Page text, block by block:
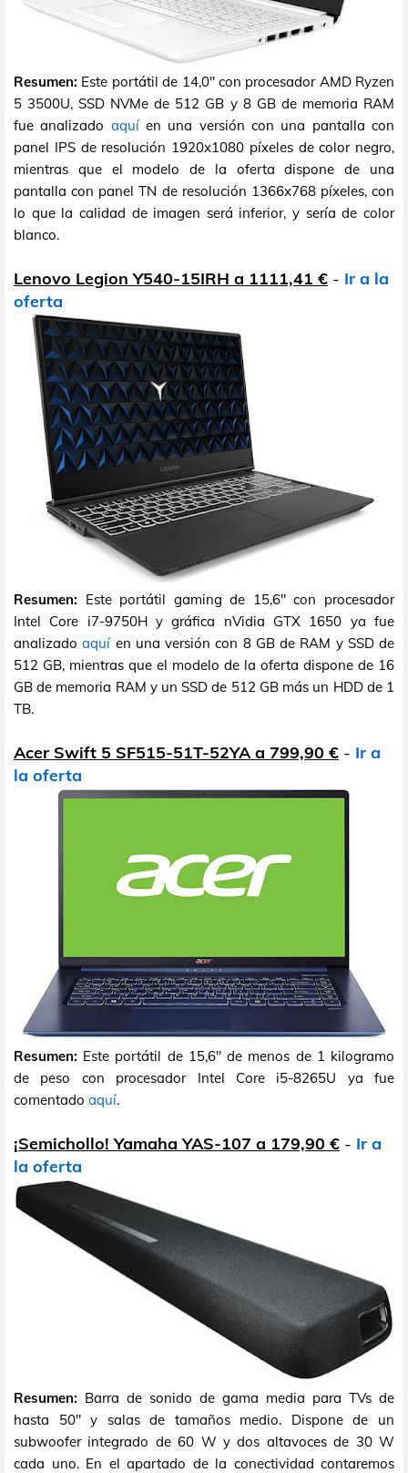
Resumen: Este portátil de 14,0" con procesador AMD Ryzen
5 3500U, SSD NVMe de 512 GB y 8 GB de memoria RAM
fue analizado aquíen una versión con una pantalla con
panel IPS de resolución 1920x1080 píxeles de color negro,
mientras que el modelo de la oferta dispone de una
pantalla con panel TN de resolución 1366x768 píxeles, con
lo que la calidad de imagen será inferior, y sería de color
blanco.
Lenovo Legion Y540-15IRH a 1111,41 € - Ir a la
oferta
Resumen: Este portátil gaming de 15,6" con procesador
Intel Core i7-9750H y gráfica nVidia GTX 1650 ya fue
analizadoaquí en una versión con 8 GB de RAM y SSD de
512 GB, mientras que el modelo de la oferta dispone de 16
GB de memoria RAM y un SSD de 512 GB más un HDD de 1
TB.
Acer Swift 5 SF515-51T-52YA a 799,90 € - Ir a
la oferta
Resumen: Este portátil de 15,6" de menos de 1 kilogramo
de peso con procesador Intel Core i5-8265U ya fue
comentado aquí.
¡Semichollo! Yamaha YAS-107 a 179,90 € - Ir a
la oferta
Resumen: Barra de sonido de gama media para TVs de
hasta 50" y salas de tamaños medio. Dispone de un
subwoofer integrado de 60 W y dos altavoces de 30 W
cada uno. En el apartado de la conectividad contaremos